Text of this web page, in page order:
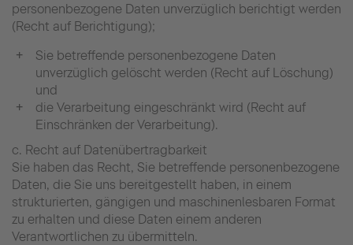
personenbezogene Daten unverzüglich berichtigt werden
(Recht auf Berichtigung);
Sie betreffende personenbezogene Daten
unverzüglich gelöscht werden (Recht auf Löschung)
und
die Verarbeitung eingeschränkt wird (Recht auf
Einschränken der Verarbeitung).
c. Recht auf Datenübertragbarkeit
Sie haben das Recht, Sie betreffende personenbezogene
Daten, die Sie uns bereitgestellt haben, in einem
strukturierten, gängigen und maschinenlesbaren Format
zu erhalten und diese Daten einem anderen
Verantwortlichen zu übermitteln.